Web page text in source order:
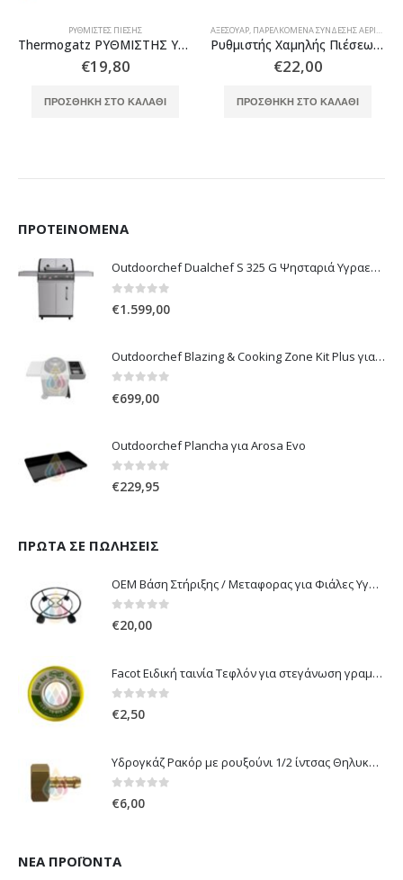
ΡΥΘΜΙΣΤΈΣ ΠΊΕΣΗΣ
Thermogatz ΡΥΘΜΙΣΤΗΣ ΥΨΗΛΗΣ ΠΙΕΣΗΣ RECA 12kg
€19,80
ΠΡΟΣΘΉΚΗ ΣΤΟ ΚΑΛΆΘΙ
ΑΞΕΣΟΥΆΡ, ΠΑΡΕΛΚΌΜΕΝΑ ΣΎΝΔΕΣΗΣ ΑΕΡΊΟΥ
Ρυθμιστής Χαμηλής Πιέσεως Ασφαλείας 1,5KG/H-30 mbar
€22,00
ΠΡΟΣΘΉΚΗ ΣΤΟ ΚΑΛΆΘΙ
ΠΡΟΤΕΙΝΌΜΕΝΑ
Outdoorchef Dualchef S 325 G Ψησταριά Υγραερίου
€1.599,00
Outdoorchef Blazing & Cooking Zone Kit Plus για Ψησταριά Arosa Evo
€699,00
Outdoorchef Plancha για Arosa Evo
0out of 5
€229,95
ΠΡΏΤΑ ΣΕ ΠΩΛΉΣΕΙΣ
OEM Βάση Στήριξης / Μεταφορας για Φιάλες Υγραερίου 10 kg & 13 kg με ροδάκια
0out of 5
€20,00
Facot Ειδική ταινία Τεφλόν για στεγάνωση γραμμών αερίου 12m
0out of 5
€2,50
Υδρογκάζ Ρακόρ με ρουξούνι 1/2 ίντσας Θηλυκό Δεξιόστροφο για σύνδεση συσκευών με λάστιχο υγραερίου 8mm
0out of 5
€6,00
ΝΈΑ ΠΡΟΪΌΝΤΑ